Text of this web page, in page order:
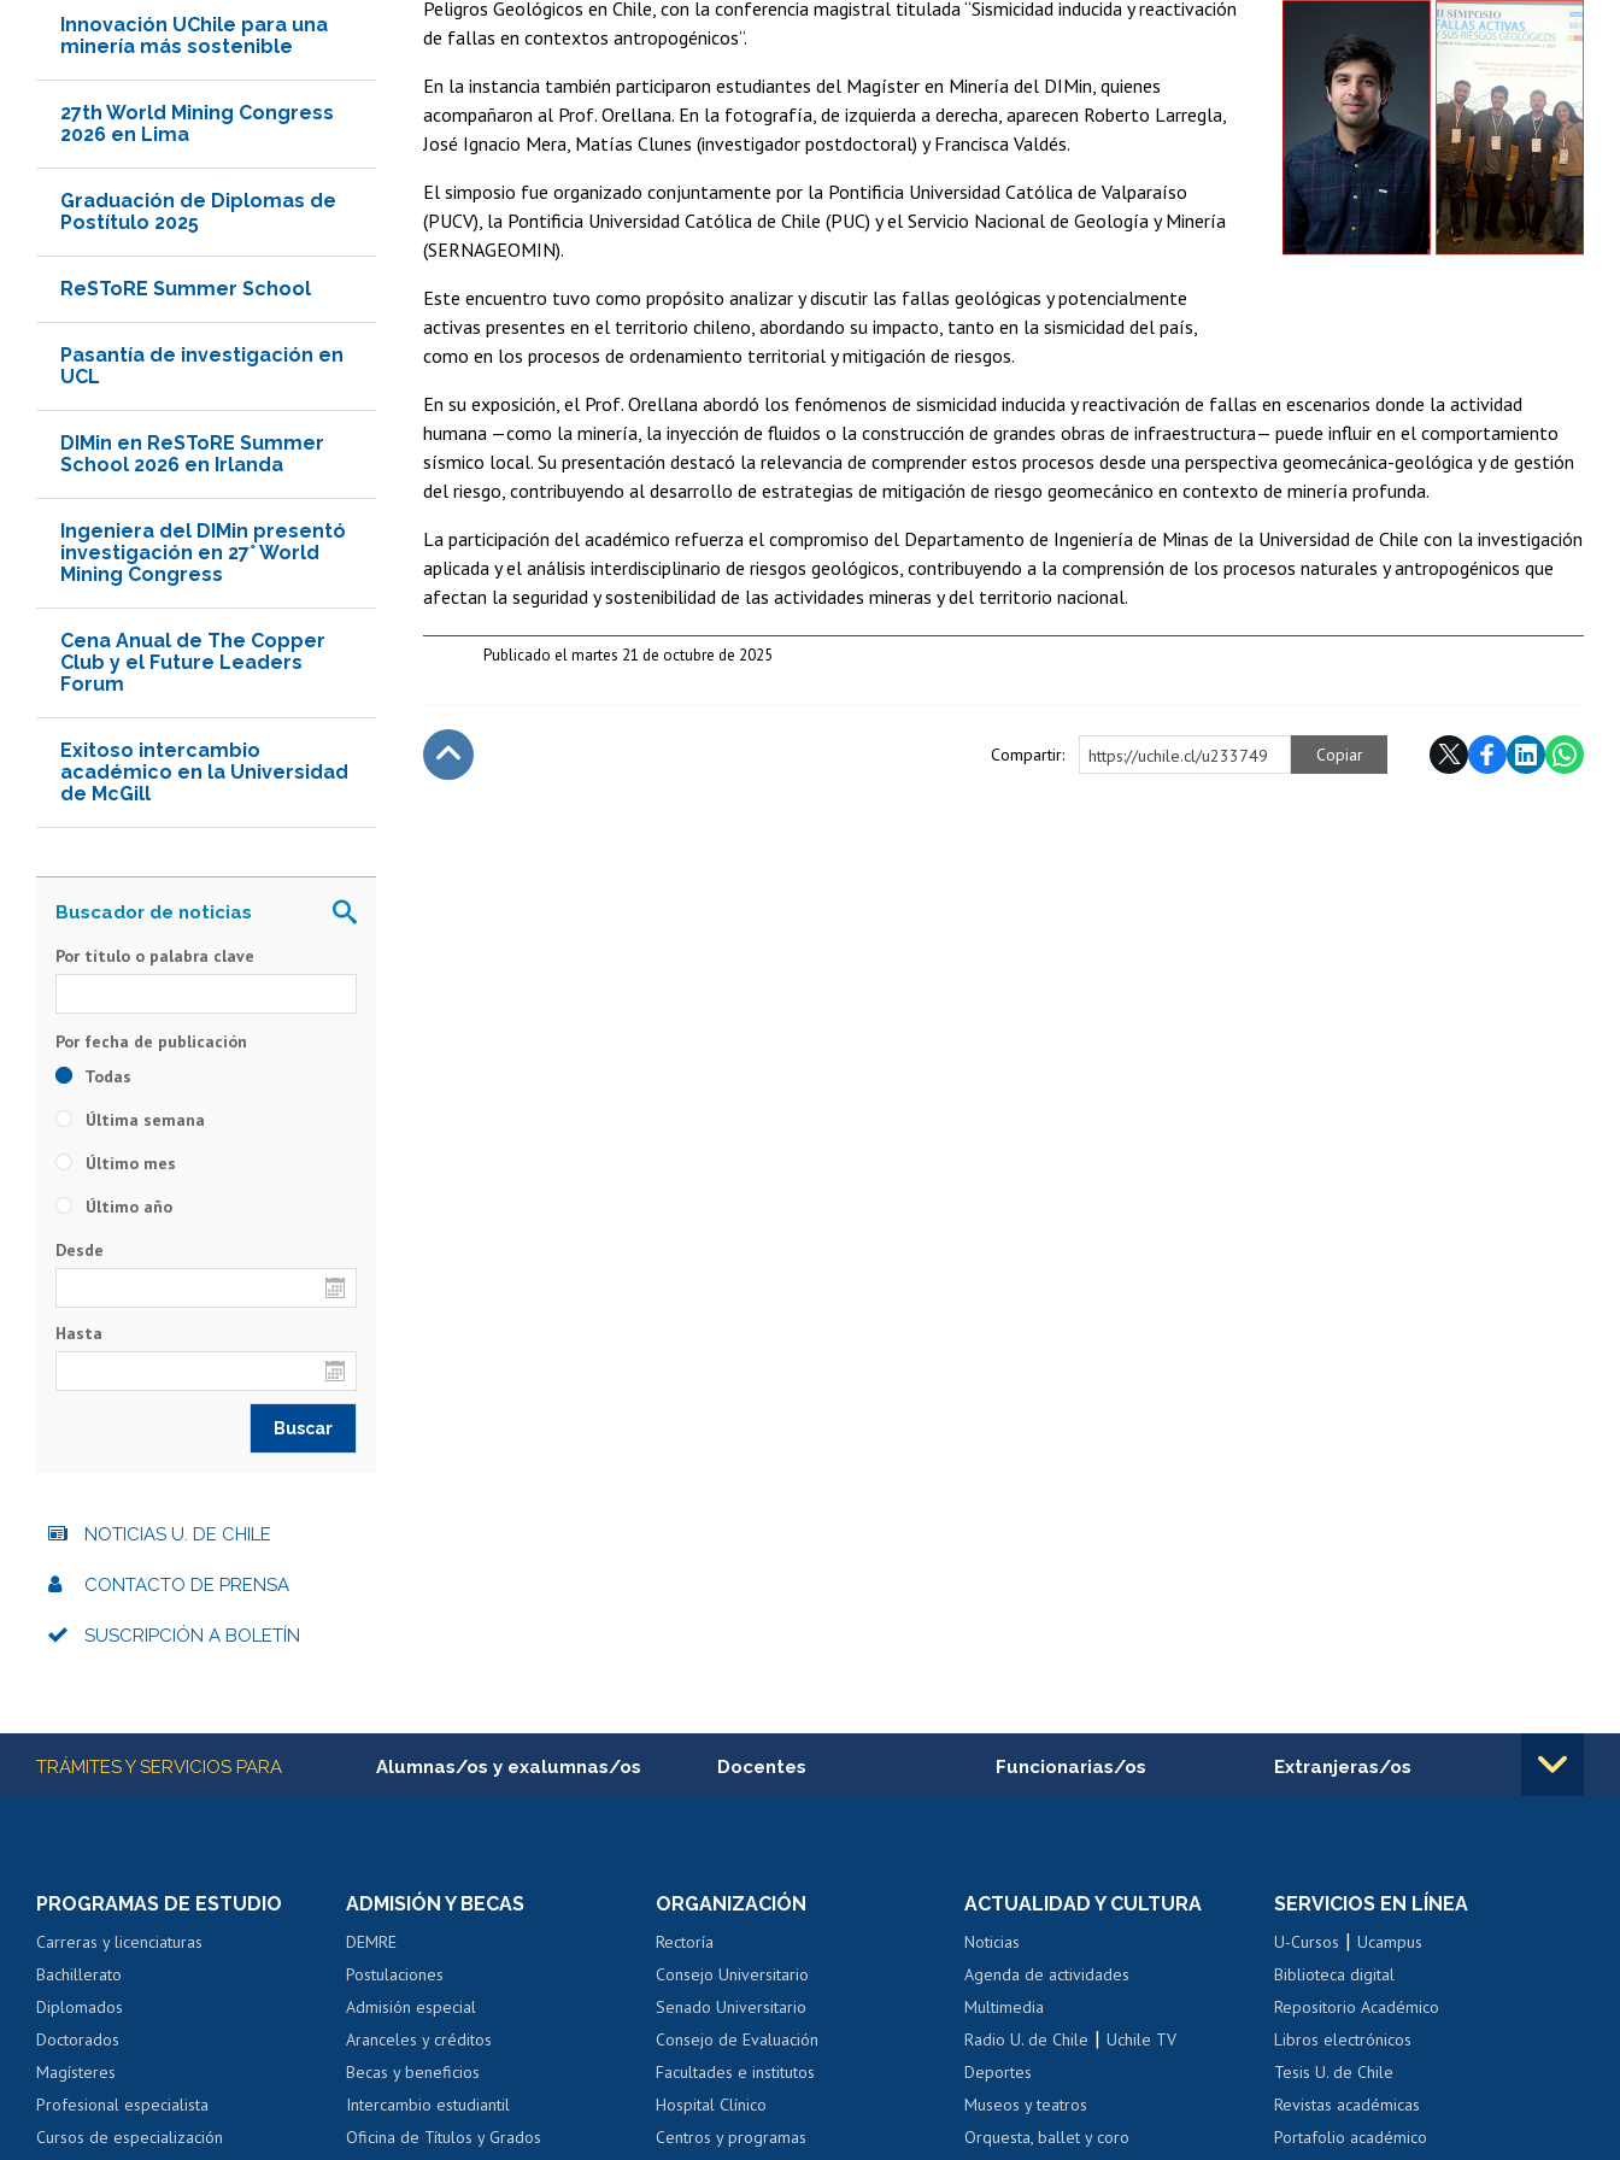
Innovación UChile para una
minería más sostenible
27th World Mining Congress
2026 en Lima
Graduación de Diplomas de
Postítulo 2025
ReSToRE Summer School
Pasantía de investigación en
UCL
DIMin en ReSToRE Summer
School 2026 en Irlanda
Ingeniera del DIMin presentó
investigación en 27° World
Mining Congress
Cena Anual de The Copper
Club y el Future Leaders
Forum
Exitoso intercambio
académico en la Universidad
de McGill
Peligros Geológicos en Chile, con la conferencia magistral titulada “Sismicidad inducida y reactivación
de fallas en contextos antropogénicos”.
En la instancia también participaron estudiantes del Magíster en Minería del DIMin, quienes
acompañaron al Prof. Orellana. En la fotografía, de izquierda a derecha, aparecen Roberto Larregla,
José Ignacio Mera, Matías Clunes (investigador postdoctoral) y Francisca Valdés.
El simposio fue organizado conjuntamente por la Pontificia Universidad Católica de Valparaíso
(PUCV), la Pontificia Universidad Católica de Chile (PUC) y el Servicio Nacional de Geología y Minería
(SERNAGEOMIN).
Este encuentro tuvo como propósito analizar y discutir las fallas geológicas y potencialmente
activas presentes en el territorio chileno, abordando su impacto, tanto en la sismicidad del país,
como en los procesos de ordenamiento territorial y mitigación de riesgos.
En su exposición, el Prof. Orellana abordó los fenómenos de sismicidad inducida y reactivación de fallas en escenarios donde la actividad
humana —como la minería, la inyección de fluidos o la construcción de grandes obras de infraestructura— puede influir en el comportamiento
sísmico local. Su presentación destacó la relevancia de comprender estos procesos desde una perspectiva geomecánica-geológica y de gestión
del riesgo, contribuyendo al desarrollo de estrategias de mitigación de riesgo geomecánico en contexto de minería profunda.
La participación del académico refuerza el compromiso del Departamento de Ingeniería de Minas de la Universidad de Chile con la investigación
aplicada y el análisis interdisciplinario de riesgos geológicos, contribuyendo a la comprensión de los procesos naturales y antropogénicos que
afectan la seguridad y sostenibilidad de las actividades mineras y del territorio nacional.
Publicado el martes 21 de octubre de 2025
Compartir: https://uchile.cl/u233749 Copiar
Por título o palabra clave
Todas
Última semana
Último mes
Último año
Desde
Hasta
NOTICIAS U. DE CHILE
CONTACTO DE PRENSA
SUSCRIPCIÓN A BOLETÍN
Más información
TRÁMITES Y SERVICIOS PARA Alumnas/os y exalumnas/os
Servicio médico y dental
Pago de arancel y crédito alumnos
Pago de arancel y crédito exalumnos
Certificado de títulos y grados
Docentes
Perfeccionamiento
Evaluación docente
Calificación académica
Postulación al AUCAI
Funcionarias/os
Portal de movilidad interna
Certificado de renta
Certificado de renta
Extranjeras/os
Cursos de español
Mi Uchile Ayuda tecnológica Tarjeta TUI Acoso laboral, sexual y violencia Denuncias administrativas
PROGRAMAS DE ESTUDIO
Carreras y licenciaturas
Bachillerato
Diplomados
Doctorados
Magísteres
Profesional especialista
Cursos de especialización
ADMISIÓN Y BECAS
DEMRE
Postulaciones
Admisión especial
Aranceles y créditos
Becas y beneficios
Intercambio estudiantil
Oficina de Títulos y Grados
ORGANIZACIÓN
Rectoría
Consejo Universitario
Senado Universitario
Consejo de Evaluación
Facultades e institutos
Hospital Clínico
Centros y programas
ACTUALIDAD Y CULTURA
Noticias
Agenda de actividades
Multimedia
Radio U. de Chile |Uchile TV
Deportes
Museos y teatros
Orquesta, ballet y coro
SERVICIOS EN LÍNEA
U-Cursos |Ucampus
Biblioteca digital
Repositorio Académico
Libros electrónicos
Tesis U. de Chile
Revistas académicas
Portafolio académico